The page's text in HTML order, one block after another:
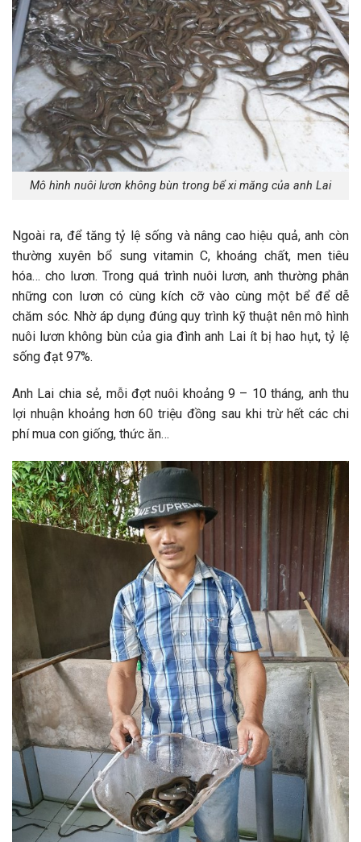
Mô hình nuôi lươn không bùn trong bể xi măng của anh Lai
Ngoài ra, để tăng tỷ lệ sống và nâng cao hiệu quả, anh còn
thường xuyên bổ sung vitamin C, khoáng chất, men tiêu
hóa… cho lươn. Trong quá trình nuôi lươn, anh thường phân
những con lươn có cùng kích cỡ vào cùng một bể để dễ
chăm sóc. Nhờ áp dụng đúng quy trình kỹ thuật nên mô hình
nuôi lươn không bùn của gia đình anh Lai ít bị hao hụt, tỷ lệ
sống đạt 97%.
Anh Lai chia sẻ, mỗi đợt nuôi khoảng 9 – 10 tháng, anh thu
lợi nhuận khoảng hơn 60 triệu đồng sau khi trừ hết các chi
phí mua con giống, thức ăn…